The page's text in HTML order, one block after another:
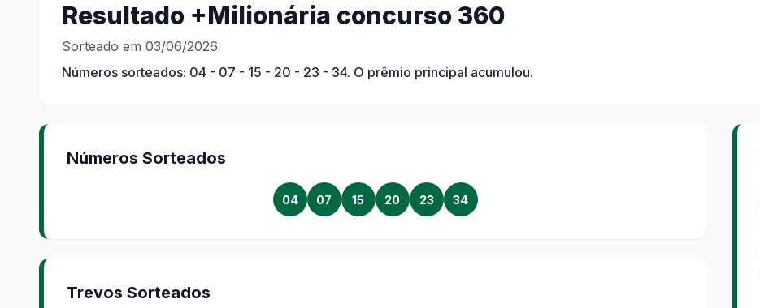
Resultado +Milionária concurso 360
Sorteado em 03/06/2026
Números sorteados: 04 - 07 - 15 - 20 - 23 - 34. O prêmio principal acumulou.
Números Sorteados
04 07 15 20 23 34
Trevos Sorteados